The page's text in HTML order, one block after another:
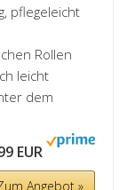
pflegeleicht
Rollen
leicht
dem
EUR
Angebot »